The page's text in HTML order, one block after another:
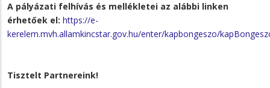
A pályázati felhívás és mellékletei az alábbi linken
érhetőek el: https://e-
kerelem.mvh.allamkincstar.gov.hu/enter/kapbongeszo/
Tisztelt Partnereink!